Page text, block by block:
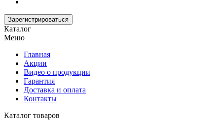
Зарегистрироваться
Каталог
Меню
Главная
Акции
Видео о продукции
Гарантия
Доставка и оплата
Контакты
Каталог товаров